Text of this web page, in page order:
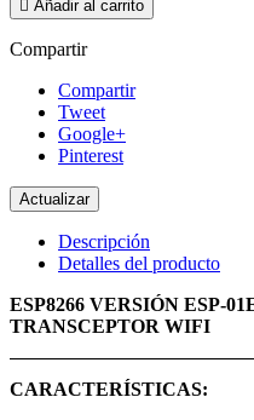
 Añadir al carrito
Compartir
Compartir
Tweet
Google+
Pinterest
Descripción
Detalles del producto
ESP8266 VERSIÓN ESP-
TRANSCEPTOR WIFI
CARACTERÍSTICAS: